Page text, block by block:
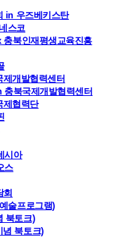
in 우즈베키스탄
스코
충북인재평생교육진흥
개발협력센터
북국제개발협력센터
제협력단
시아
스
회
술프로그램)
북토크)
념 북토크)